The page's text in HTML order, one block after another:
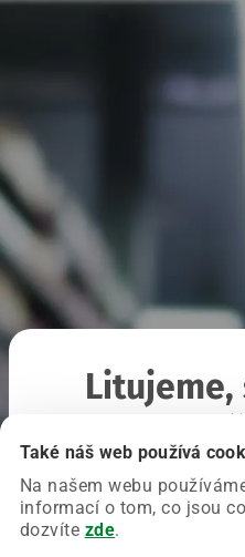
Také náš web používá
Na našem webu
informací o tom, co jsou
dozvíte zde.
Litujeme,
Chyba nastala na naší
Zkuste prosím znovu